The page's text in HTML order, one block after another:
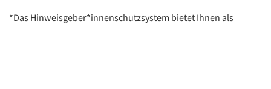
*Das Hinweisgeber*innenschutzsystem bietet Ihnen als